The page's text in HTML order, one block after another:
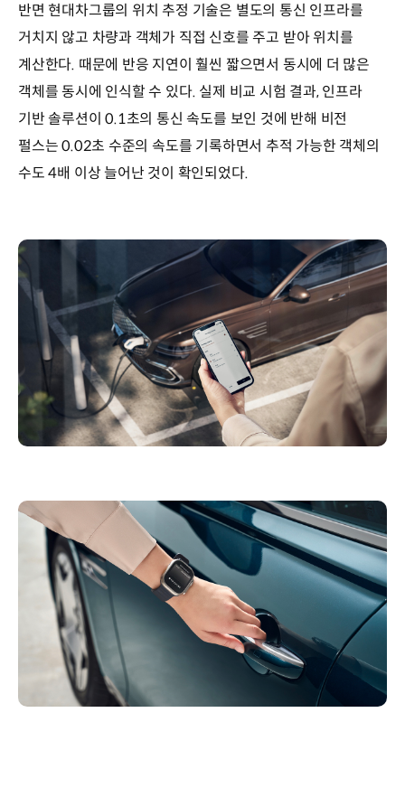
반면 현대차그룹의 위치 추정 기술은 별도의 통신 인프라를
거치지 않고 차량과 객체가 직접 신호를 주고 받아 위치를
계산한다. 때문에 반응 지연이 훨씬 짧으면서 동시에 더 많은
객체를 동시에 인식할 수 있다. 실제 비교 시험 결과, 인프라
기반 솔루션이 0.1초의 통신 속도를 보인 것에 반해 비전
펄스는 0.02초 수준의 속도를 기록하면서 추적 가능한 객체의
수도 4배 이상 늘어난 것이 확인되었다.